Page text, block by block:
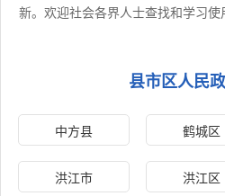
新。欢迎社会各界人士查找和学习使